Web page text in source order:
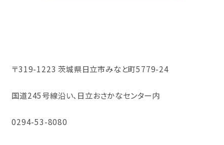
〒319-1223 茨城県日立市みなと町5779-24
国道245号線沿い、日立おさかなセンター内
0294-53-8080